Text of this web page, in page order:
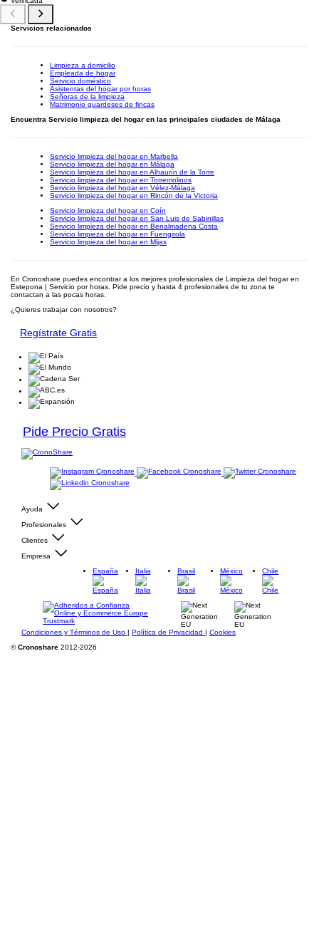
Servicios relacionados
Limpieza a domicilio
Empleada de hogar
Servicio doméstico
Asistentas del hogar por horas
Señoras de la limpieza
Matrimonio guardeses de fincas
Encuentra Servicio limpieza del hogar en las principales ciudades de Málaga
Servicio limpieza del hogar en Marbella
Servicio limpieza del hogar en Málaga
Servicio limpieza del hogar en Alhaurín de la Torre
Servicio limpieza del hogar en Torremolinos
Servicio limpieza del hogar en Vélez-Málaga
Servicio limpieza del hogar en Rincón de la Victoria
Servicio limpieza del hogar en Coín
Servicio limpieza del hogar en San Luis de Sabinillas
Servicio limpieza del hogar en Benalmadena Costa
Servicio limpieza del hogar en Fuengirola
Servicio limpieza del hogar en Mijas
En Cronoshare puedes encontrar a los mejores profesionales de Limpieza del hogar en
Estepona | Servicio por horas. Pide precio y hasta 4 profesionales de tu zona te
contactan a las pocas horas.
¿Quieres trabajar con nosotros?
Regístrate Gratis
Pide Precio Gratis
Ayuda
Profesionales
Clientes
Empresa
España
Italia Brasil México Chile
Condiciones y Términos de Uso | Política de Privacidad | Cookies
©Cronoshare 2012-2026